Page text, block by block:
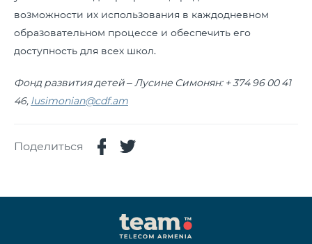
возможности их использования в каждодневном
образовательном процессе и обеспечить его
доступность для всех школ.
Фонд развития детей– Лусине Симонян: + 374 96 00 41
46, lusimonian@cdf.am
Поделиться